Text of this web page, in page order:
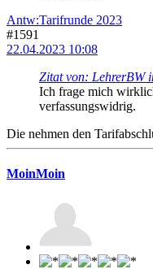
Antw:Tarifrunde 2023
#1591
22.04.2023 10:08
Zitat von: LehrerBW
Ich frage mich
verfassungswidrig.
Die nehmen den
MoinMoin